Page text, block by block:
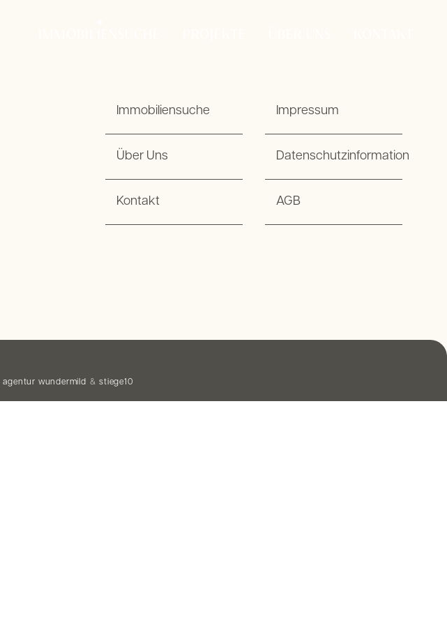
Immobiliensuche
Über Uns
Kontakt
Impressum
Datenschutzinformation
AGB
agentur wundermild & stiege10